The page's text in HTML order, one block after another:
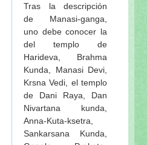
Tras la descripción
de Manasi-ganga,
uno debe conocer la
del templo de
Harideva, Brahma
Kunda, Manasi Devi,
Krsna Vedi, el templo
de Dani Raya, Dan
Nivartana kunda,
Anna-Kuta-ksetra,
Sankarsana Kunda,